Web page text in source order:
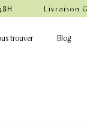
trouver Blog